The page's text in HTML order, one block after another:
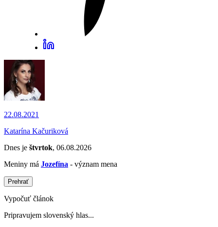
22.08.2021
Katarína Kačuriková
Dnes je štvrtok, 06.08.2026
Meniny má Jozefína - význam mena
Prehrať
Vypočuť článok
Pripravujem slovenský hlas...